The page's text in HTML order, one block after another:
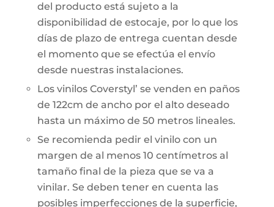
del producto está sujeto a la
disponibilidad de estocaje, por lo que los
días de plazo de entrega cuentan desde
el momento que se efectúa el envío
desde nuestras instalaciones.
Los vinilos Coverstyl’ se venden en paños
de 122cm de ancho por el alto deseado
hasta un máximo de 50 metros lineales.
Se recomienda pedir el vinilo con un
margen de al menos 10 centímetros al
tamaño final de la pieza que se va a
vinilar. Se deben tener en cuenta las
posibles imperfecciones de la superficie,